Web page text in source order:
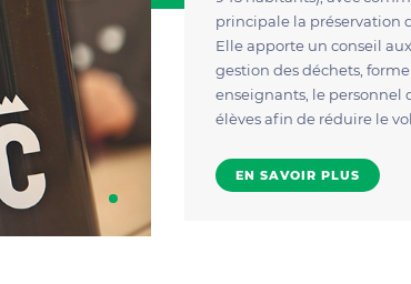
principale la préservation
Elle apporte un conseil
gestion des déchets,
enseignants, le personnel
élèves afin de réduire le
EN SAVOIR PLUS